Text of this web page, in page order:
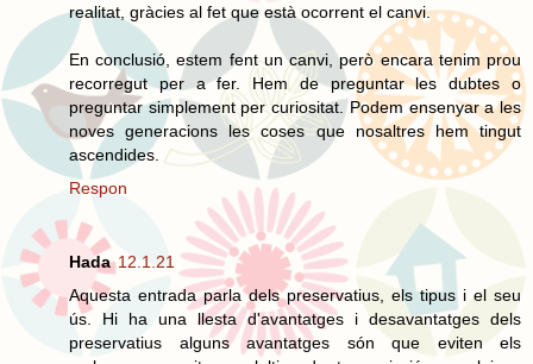
realitat, gràcies al fet que està ocorrent el canvi.
En conclusió, estem fent un canvi, però encara tenim prou
recorregut per a fer. Hem de preguntar les dubtes o
preguntar simplement per curiositat. Podem ensenyar a les
noves generacions les coses que nosaltres hem tingut
ascendides.
Respon
Hada 12.1.21
Aquesta entrada parla dels preservatius, els tipus i el seu
ús. Hi ha una llesta d'avantatges i desavantatges dels
preservatius alguns avantatges són que eviten els